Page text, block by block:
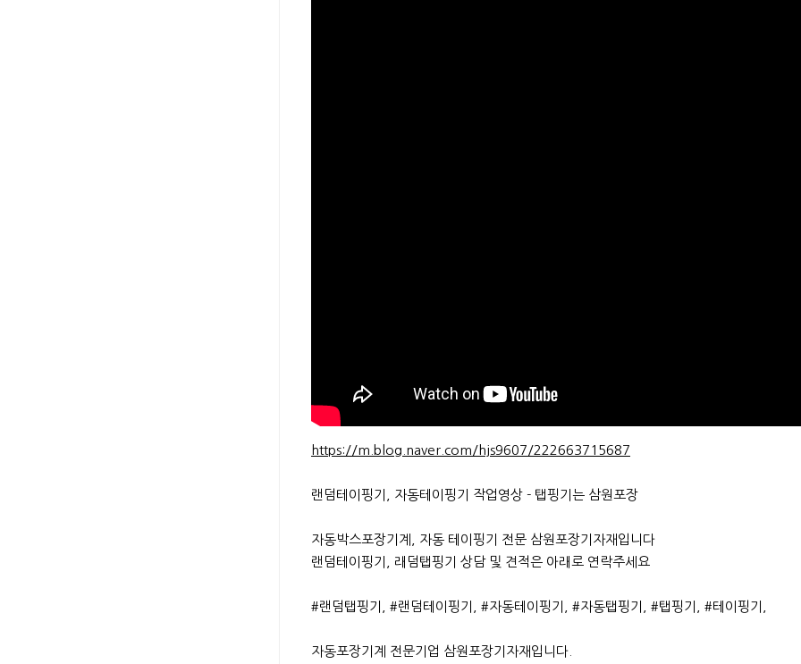
https://m.blog.naver.com/hjs9607/222663715687
랜덤테이핑기, 자동테이핑기 작업영상 - 탭핑기는 삼원포장
자동박스포장기계, 자동 테이핑기 전문 삼원포장기자재입니다
랜덤테이핑기, 래덤탭핑기 상담 및 견적은 아래로 연락주세요
#랜덤탭핑기, #랜덤테이핑기, #자동테이핑기, #자동탭핑기, #탭핑기, #테이핑기,
자동포장기계 전문기업 삼원포장기자재입니다.